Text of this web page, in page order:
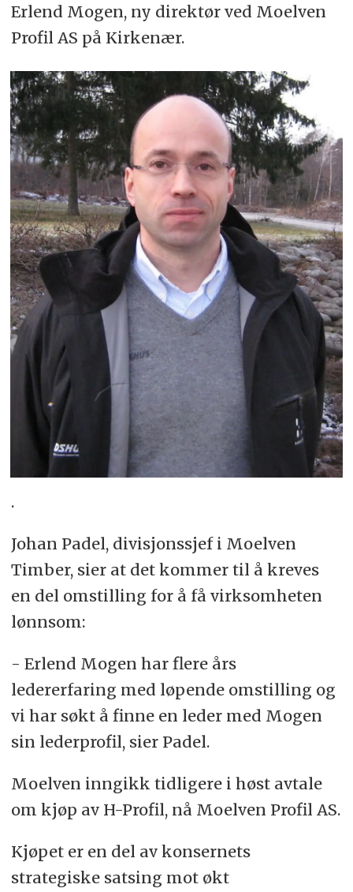
Erlend Mogen, ny direktør ved Moelven
Profil AS på Kirkenær.
.
Johan Padel, divisjonssjef i Moelven
Timber, sier at det kommer til å kreves
en del omstilling for å få virksomheten
lønnsom:
- Erlend Mogen har flere års
ledererfaring med løpende omstilling og
vi har søkt å finne en leder med Mogen
sin lederprofil, sier Padel.
Moelven inngikk tidligere i høst avtale
om kjøp av H-Profil, nå Moelven Profil AS.
Kjøpet er en del av konsernets
strategiske satsing mot økt